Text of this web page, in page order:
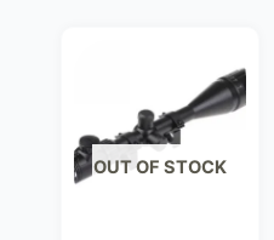
OUT OF STOCK